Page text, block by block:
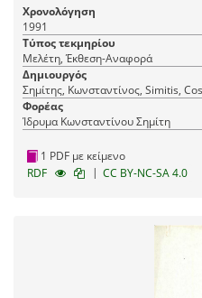
Χρονολόγηση
1991
Τύπος τεκμηρίου
Μελέτη, Έκθεση-Αναφορά
Δημιουργός
Σημίτης, Κωνσταντίνος, Simitis,
Φορέας
Ίδρυμα Κωνσταντίνου Σημίτη
1 PDF με κείμενο
RDF
| CC BY-NC-SA 4.0